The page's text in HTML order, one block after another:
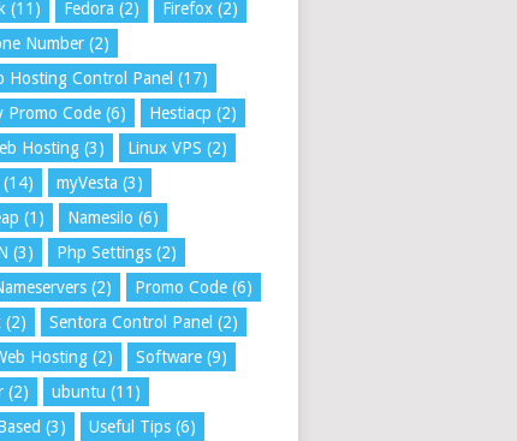
(11) Fedora (2) Firefox (2)
Number (2)
Hosting Control Panel (17)
Promo Code (6) Hestiacp (2)
Hosting (3) Linux VPS (2)
(14) myVesta (3)
(1) Namesilo (6)
(3) Php Settings (2)
(2) Promo Code (6)
(2) Sentora Control Panel (2)
Hosting (2) Software (9)
(2) ubuntu (11)
(3) Useful Tips (6)